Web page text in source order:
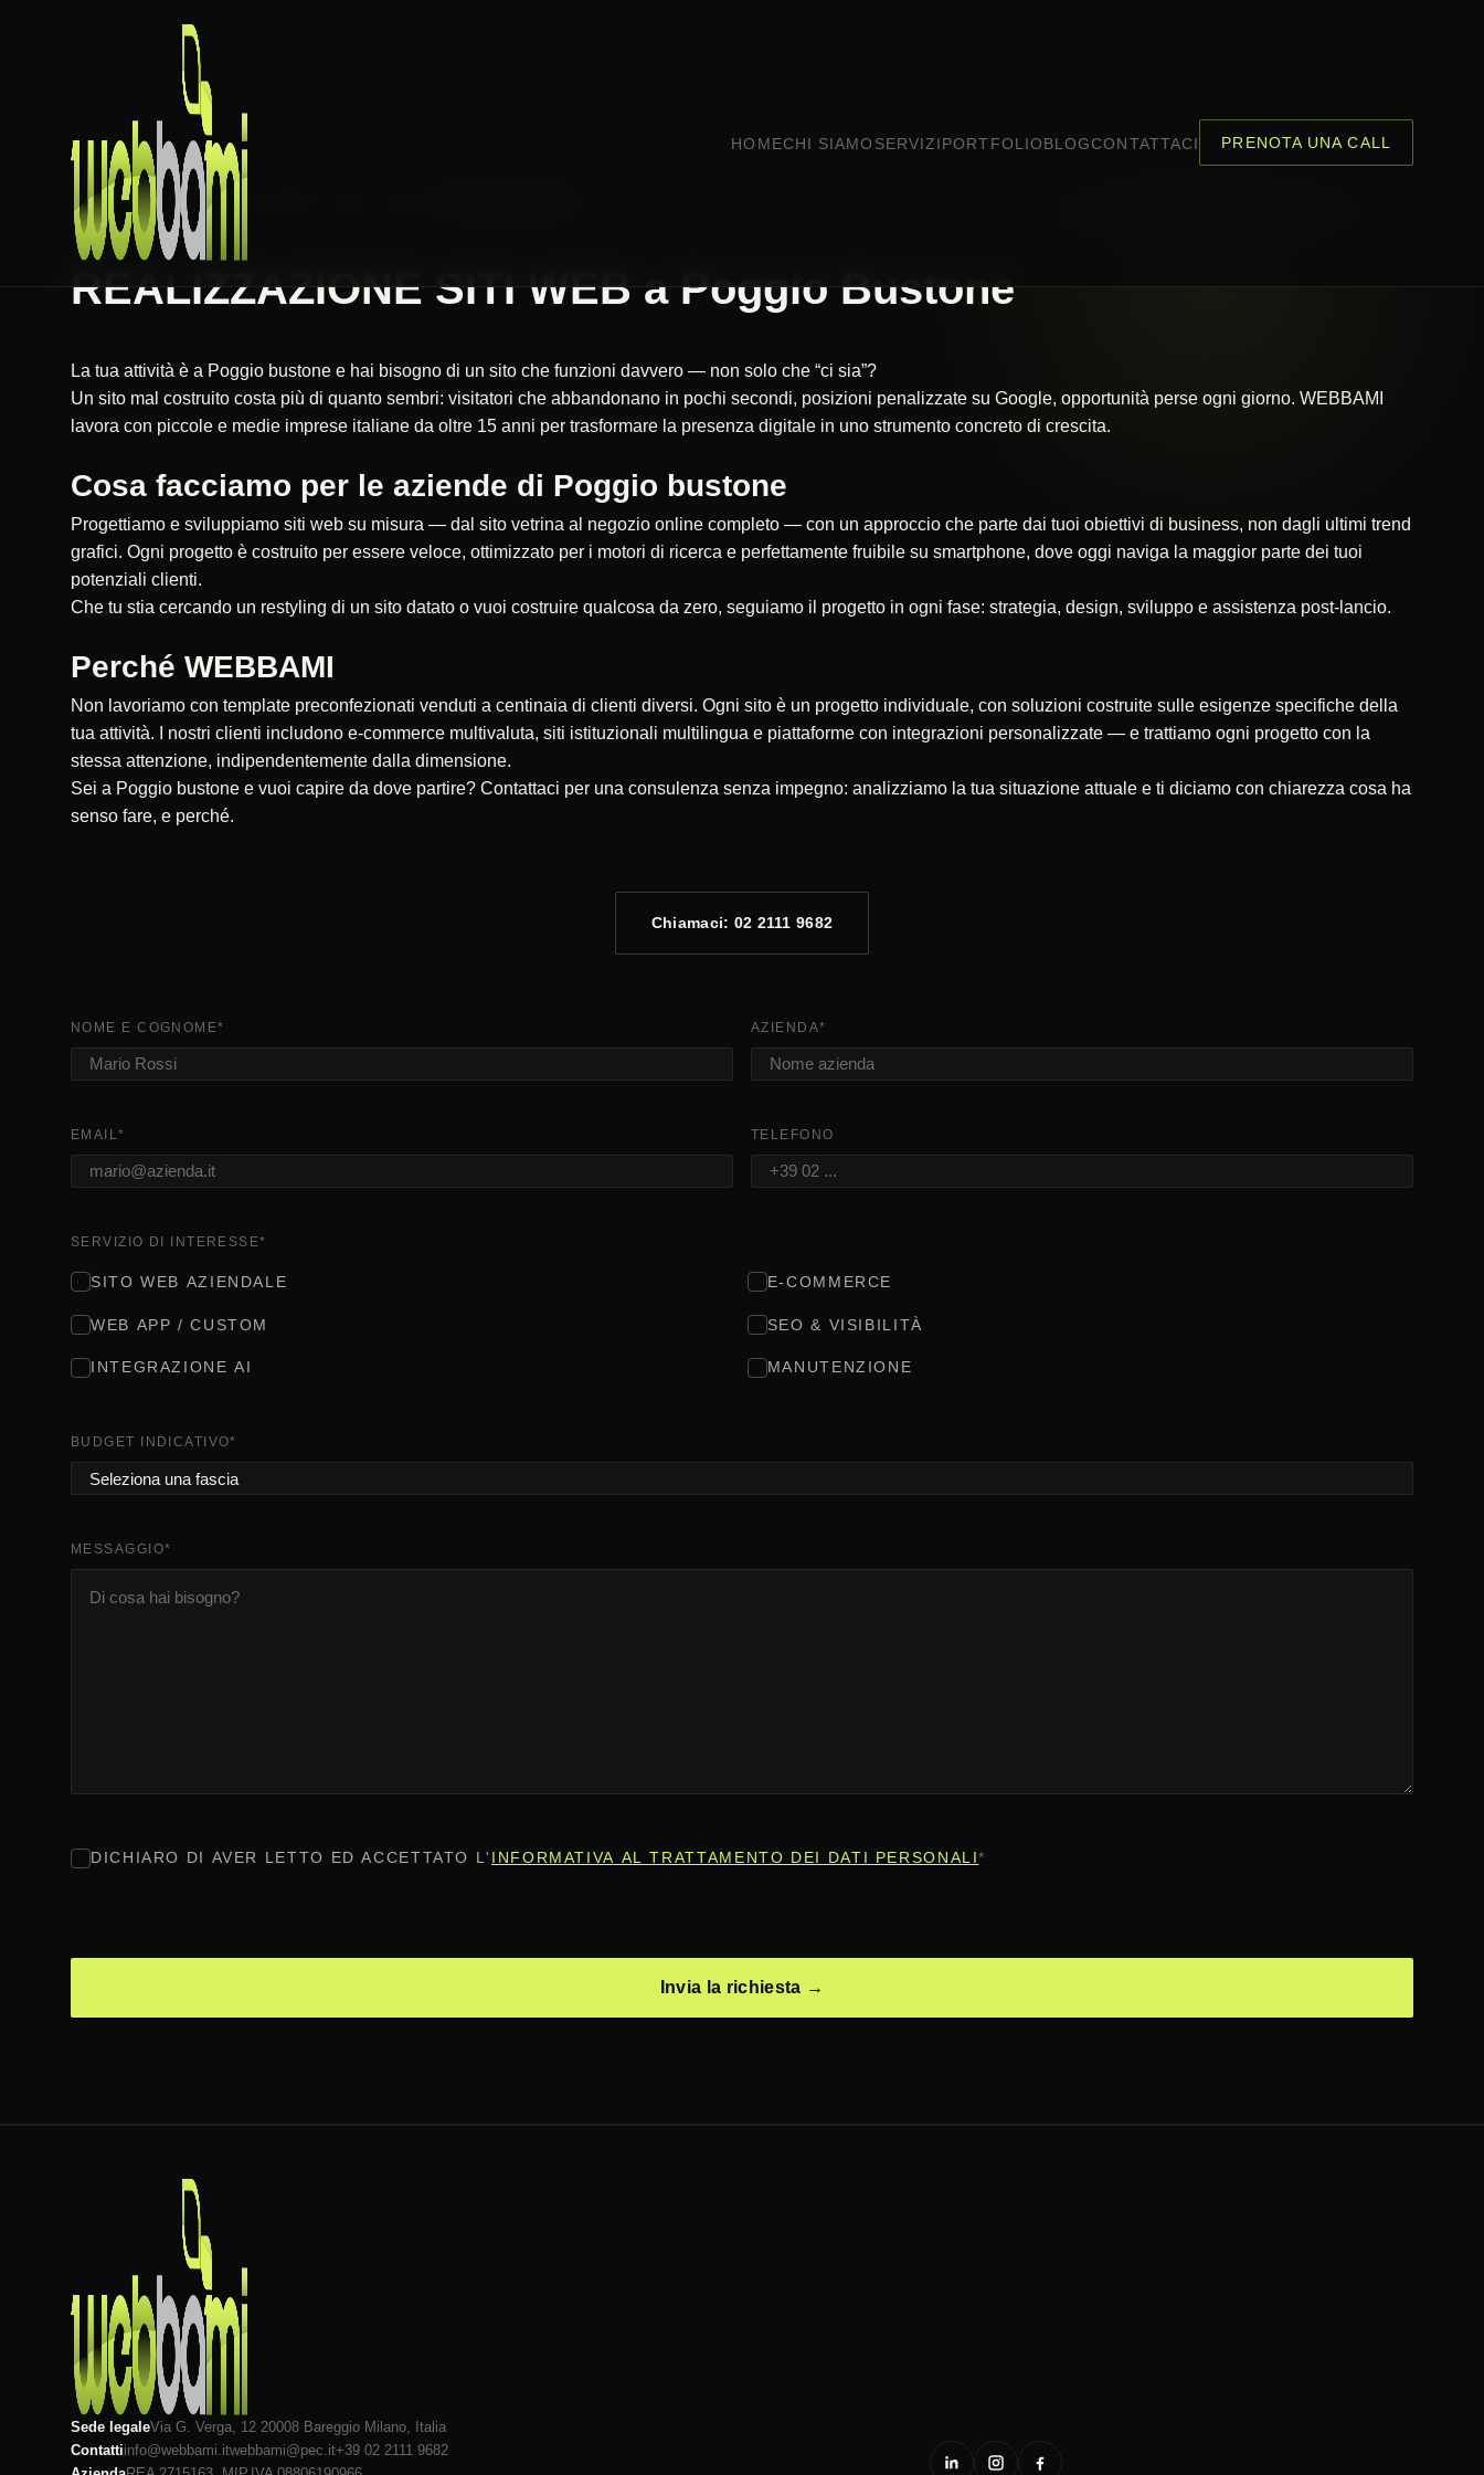
HOMECHI SIAMO SERVIZI PORTFOLIO BLOGCONTATTACI PRENOTA UNA CALL
HOME REALIZZAZIONE SITI WEB
REALIZZAZIONE SITI WEB a Poggio Bustone
La tua attività è a Poggio bustone e hai bisogno di un sito che funzioni davvero — non solo che “ci sia”?
Un sito mal costruito costa più di quanto sembri: visitatori che abbandonano in pochi secondi, posizioni penalizzate su Google, opportunità perse ogni giorno. WEBBAMI
lavora con piccole e medie imprese italiane da oltre 15 anni per trasformare la presenza digitale in uno strumento concreto di crescita.
Cosa facciamo per le aziende di Poggio bustone
Progettiamo e sviluppiamo siti web su misura — dal sito vetrina al negozio online completo — con un approccio che parte dai tuoi obiettivi di business, non dagli ultimi trend
grafici. Ogni progetto è costruito per essere veloce, ottimizzato per i motori di ricerca e perfettamente fruibile su smartphone, dove oggi naviga la maggior parte dei tuoi
potenziali clienti.
Che tu stia cercando un restyling di un sito datato o vuoi costruire qualcosa da zero, seguiamo il progetto in ogni fase: strategia, design, sviluppo e assistenza post-lancio.
Perché WEBBAMI
Non lavoriamo con template preconfezionati venduti a centinaia di clienti diversi. Ogni sito è un progetto individuale, con soluzioni costruite sulle esigenze specifiche della
tua attività. I nostri clienti includono e-commerce multivaluta, siti istituzionali multilingua e piattaforme con integrazioni personalizzate — e trattiamo ogni progetto con la
stessa attenzione, indipendentemente dalla dimensione.
Sei a Poggio bustone e vuoi capire da dove partire? Contattaci per una consulenza senza impegno: analizziamo la tua situazione attuale e ti diciamo con chiarezza cosa ha
senso fare, e perché.
Chiamaci: 02 2111 9682
NOME E COGNOME* AZIENDA*
EMAIL* TELEFONO
SERVIZIO DI INTERESSE*
SITO WEB AZIENDALE E-COMMERCE
WEB APP / CUSTOM SEO & VISIBILITÀ
INTEGRAZIONE AI MANUTENZIONE
BUDGET INDICATIVO*
MESSAGGIO*
CONSENSO*
DICHIARO DI AVER LETTO ED ACCETTATO L' INFORMATIVA AL TRATTAMENTO DEI DATI PERSONALI*
Sede legaleVia G. Verga, 12 20008 Bareggio Milano , Italia
Contattiinfo@webbami.itwebbami@pec.it+39 02 2111 9682